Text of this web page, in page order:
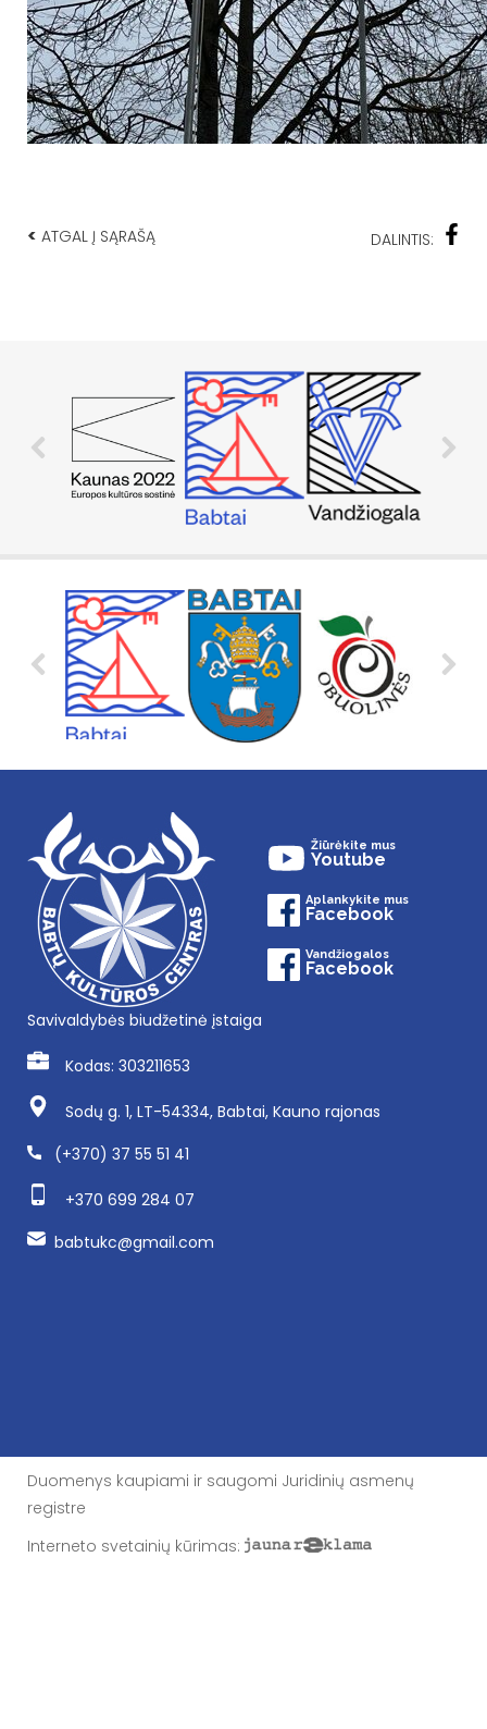
< ATGAL Į SĄRAŠĄ DALINTIS:
Žiūrėkite mus
Youtube
Aplankykite mus
Facebook
Vandžiogalos
Facebook
Savivaldybės biudžetinė įstaiga
Kodas: 303211653
Sodų g. 1, LT-54334, Babtai, Kauno rajonas
(+370) 37 55 51 41
+370 699 284 07
babtukc@gmail.com
Duomenys kaupiami ir saugomi Juridinių asmenų
registre
Interneto svetainių kūrimas: